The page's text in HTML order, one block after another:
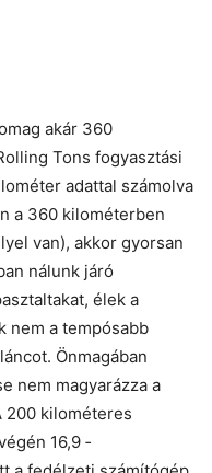
akár 360
Tons fogyasztási
adattal számolva
a 360 kilométerben
van), akkor gyorsan
nálunk járó
élek a
nem a tempósabb
Önmagában
nem magyarázza a
200 kilométeres
16,9